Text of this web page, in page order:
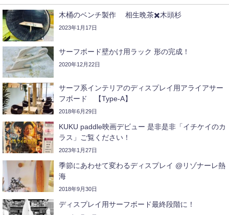
木桶のベンチ製作 相生晩茶✖️木頭杉
2023年1月17日
サーフボード壁かけ用ラック 形の完成！
2020年12月22日
サーフ系インテリアのディスプレイ用アライアサー
フボード 【Type-A】
2018年6月29日
KUKU paddle映画デビュー 是非是非「イチケイのカ
ラス」ご覧ください！
2023年1月27日
季節にあわせて変わるディスプレイ @リゾナーレ熱
海
2018年9月30日
ディスプレイ用サーフボード最終段階に！